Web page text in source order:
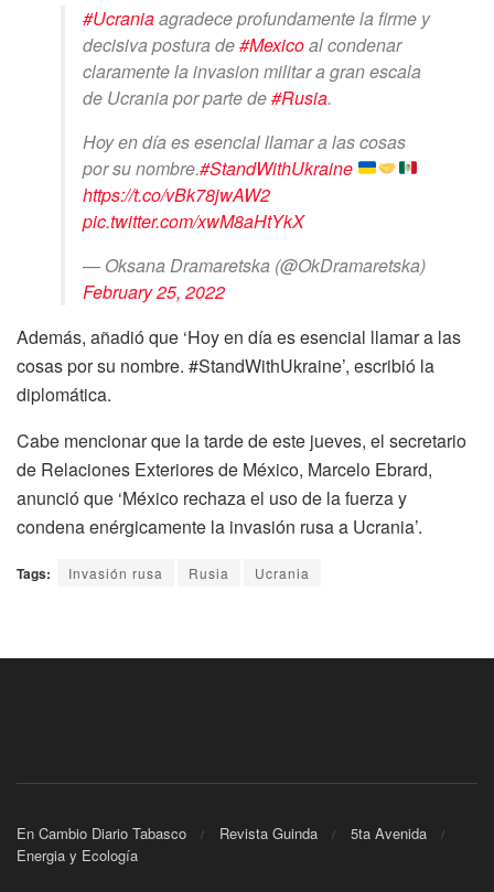
#Ucraniaagradece profundamente la firme y
decisiva postura de#Mexicoal condenar
claramente la invasion militar a gran escala
de Ucrania por parte de#Rusia.
Hoy en día es esencial llamar a las cosas
por su nombre.#StandWithUkraine
https://t.co/vBk78jwAW2
pic.twitter.com/xwM8aHtYkX
— Oksana Dramaretska (@OkDramaretska)
February 25, 2022
Además, añadió que ‘Hoy en día es esencial llamar a las
cosas por su nombre. #StandWithUkraine’, escribió la
diplomática.
Cabe mencionar que la tarde de este jueves, el secretario
de Relaciones Exteriores de México, Marcelo Ebrard,
anunció que ‘México rechaza el uso de la fuerza y
condena enérgicamente la invasión rusa a Ucrania’.
Tags: Invasión rusa Rusia Ucrania
En Cambio Diario Tabasco Revista Guinda
5ta Avenida
Energia y Ecología